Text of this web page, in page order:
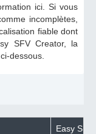
ici. Si vous
incomplètes,
fiable dont
SFV Creator, la
ci-dessous.
Easy